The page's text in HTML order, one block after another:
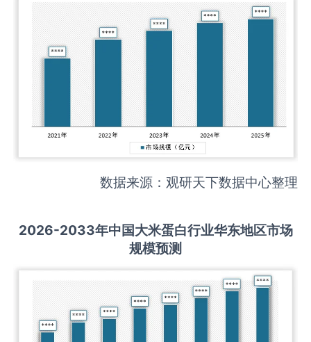
数据来源：观研天下数据中心整理
2026-2033年中国大米蛋白行业华东地区市场
规模预测